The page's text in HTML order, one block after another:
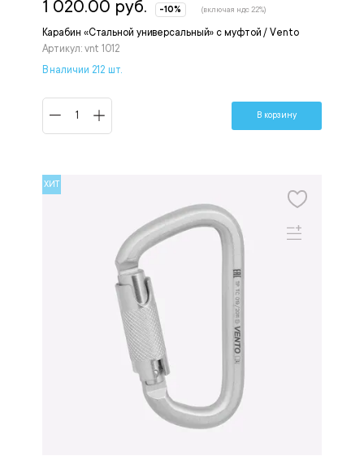
Карабин «Стальной универсальный» с муфтой / Vento
Артикул: vnt 1012
1 020.00 руб. -10% (включая ндс 22%)
В наличии 212 шт.
В корзину
ХИТ